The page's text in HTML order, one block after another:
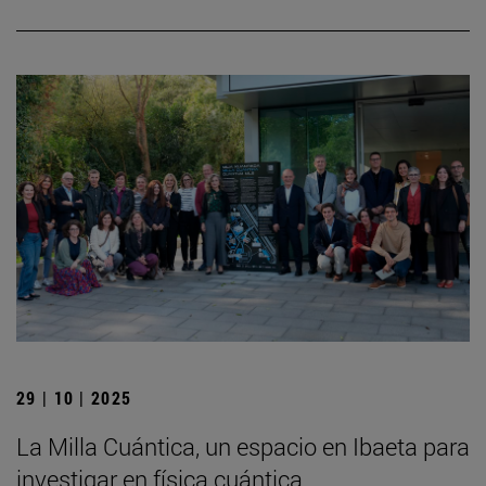
29 | 10 | 2025
La Milla Cuántica, un espacio en Ibaeta para
investigar en física cuántica